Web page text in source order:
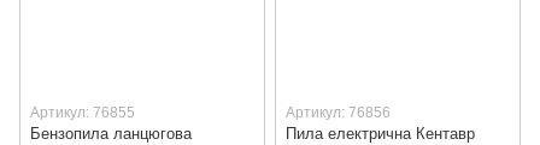
Артикул: 76855
Бензопила ланцюгова
Артикул: 76856
Пила електрична Кентавр